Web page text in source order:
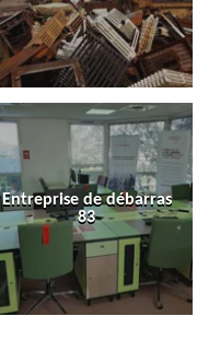
Entreprise de débarras
83